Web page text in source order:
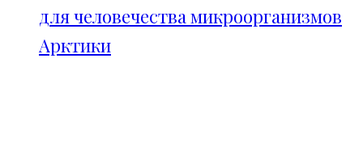
для человечества микроорганизмов
Арктики